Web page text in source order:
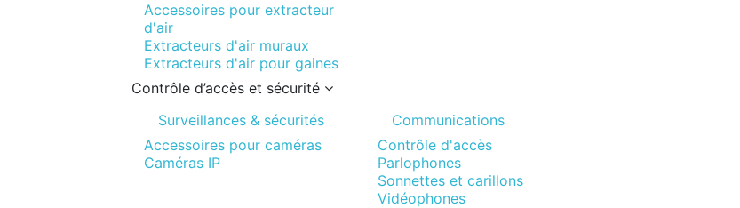
Accessoires pour extracteur
d'air
Extracteurs d'air muraux
Extracteurs d'air pour gaines
Contrôle d’accès et sécurité
Surveillances & sécurités
Accessoires pour caméras
Caméras IP
Communications
Contrôle d'accès
Parlophones
Sonnettes et carillons
Vidéophones